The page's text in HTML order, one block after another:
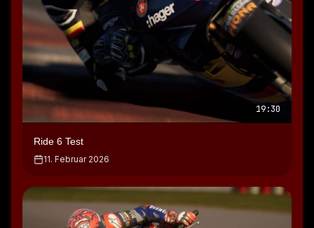
19:30
Ride 6 Test
11. Februar 2026